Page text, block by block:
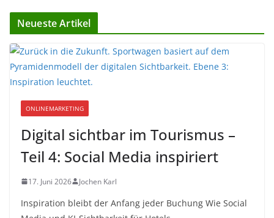
Neueste Artikel
ONLINEMARKETING
Digital sichtbar im Tourismus –
Teil 4: Social Media inspiriert
17. Juni 2026 Jochen Karl
Inspiration bleibt der Anfang jeder Buchung Wie Social